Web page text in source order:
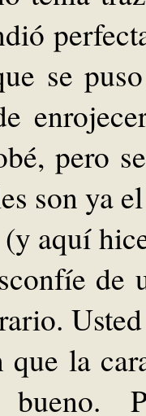
se
pero
son ya
aquí
que la